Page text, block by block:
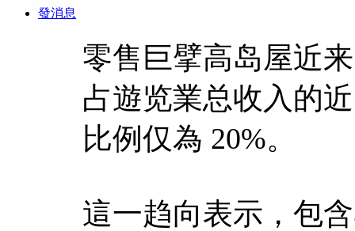
發消息
零售巨擘高岛屋近
占遊览業总收入的
比例仅為 20%。
這一趋向表示，包